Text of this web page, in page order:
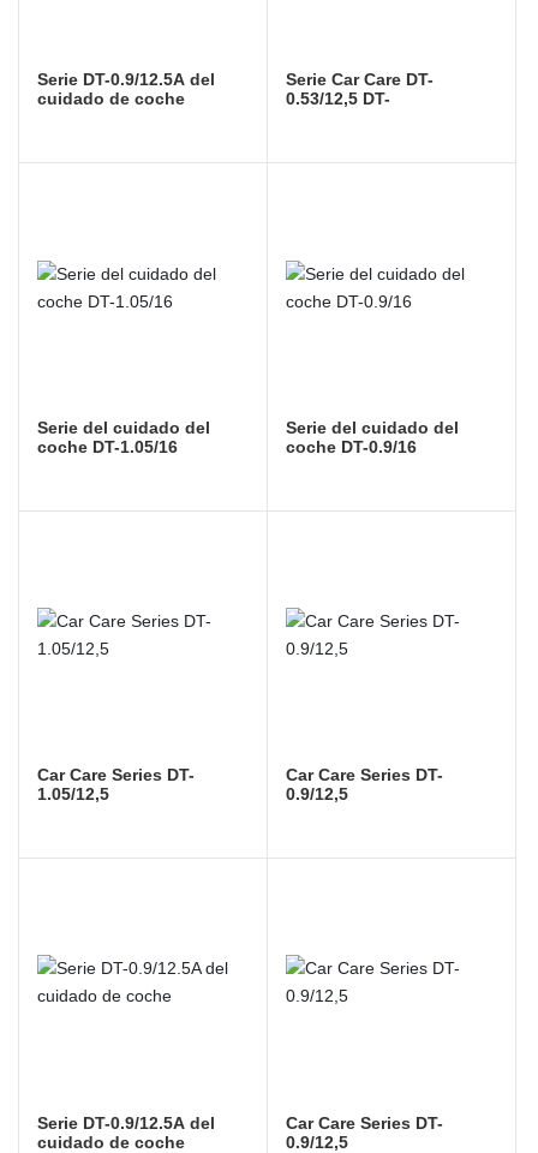
Serie DT-0.9/12.5A del
cuidado de coche
Serie Car Care DT-
0.53/12,5 DT-
Serie del cuidado del
coche DT-1.05/16
Serie del cuidado del
coche DT-0.9/16
Car Care Series DT-
1.05/12,5
Car Care Series DT-
0.9/12,5
Serie DT-0.9/12.5A del
cuidado de coche
Car Care Series DT-
0.9/12,5